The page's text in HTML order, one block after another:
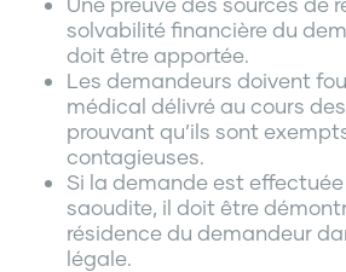
solvabilité financière du
doit être apportée.
Les demandeurs doivent
médical délivré au cours
prouvant qu’ils sont
contagieuses.
Si la demande est effectuée
saoudite, il doit être
résidence du demandeur
légale.